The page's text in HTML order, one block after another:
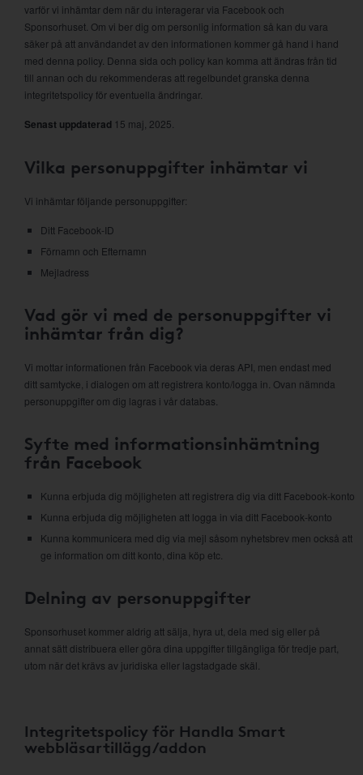
varför vi inhämtar dem när du interagerar via Facebook och
Sponsorhuset. Om vi ber dig om personlig information så kan du vara
säker på att användandet av den informationen kommer gå hand i hand
med denna policy. Denna sida och policy kan komma att ändras från tid
till annan och du rekommenderas att regelbundet granska denna
integritetspolicy för eventuella ändringar.
Senast uppdaterad 15 maj, 2025.
Vilka personuppgifter inhämtar vi
Vi inhämtar följande personuppgifter:
Ditt Facebook-ID
Förnamn och Efternamn
Mejladress
Vad gör vi med de personuppgifter vi
inhämtar från dig?
Vi mottar informationen från Facebook via deras API, men endast med
ditt samtycke, i dialogen om att registrera konto/logga in. Ovan nämnda
personuppgifter om dig lagras i vår databas.
Syfte med informationsinhämtning
från Facebook
Kunna erbjuda dig möjligheten att registrera dig via ditt Facebook-konto
Kunna erbjuda dig möjligheten att logga in via ditt Facebook-konto
Kunna kommunicera med dig via mejl såsom nyhetsbrev men också att
ge information om ditt konto, dina köp etc.
Delning av personuppgifter
Sponsorhuset kommer aldrig att sälja, hyra ut, dela med sig eller på
annat sätt distribuera eller göra dina uppgifter tillgängliga för tredje part,
utom när det krävs av juridiska eller lagstadgade skäl.
Integritetspolicy för Handla Smart
webbläsartillägg/addon